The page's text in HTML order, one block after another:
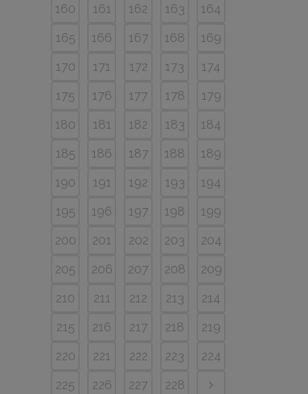
160
161 162 163
164
165
166 167 168
169
170
171 172 173
174
175
176 177 178
179
180
181 182 183
184
185
186 187 188
189
190
191 192 193
194
195
196 197 198
199
200
201 202 203
204
205
206 207 208
209
210
211 212 213
214
215
216 217 218
219
220
221 222 223
224
225
226 227 228